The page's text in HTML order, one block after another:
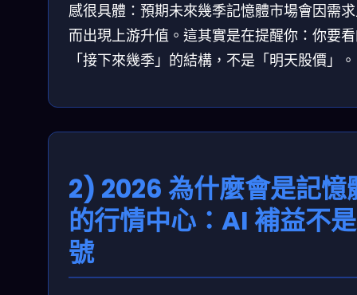
感很具體：預期未來幾季記憶體市場會因需
而出現上游升值。這其實是在提醒你：你要
「接下來幾季」的結構，不是「明天股價」。
2) 2026 為什麼會是記憶
的行情中心：AI 補益不
號